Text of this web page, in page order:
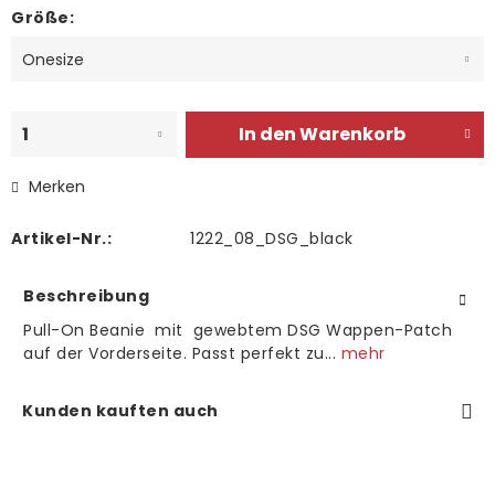
Größe:
In denWarenkorb
Merken
Artikel-Nr.: 1222_08_DSG_black
Beschreibung
Pull-On Beanie mit gewebtem DSG Wappen-Patch
auf der Vorderseite. Passt perfekt zu... mehr
Kunden kauften auch